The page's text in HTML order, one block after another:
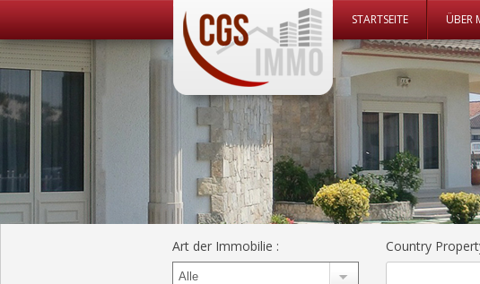
STARTSEITE ÜBER
CGS Immo
CGS Immo Web
Art der Immobilie : Country